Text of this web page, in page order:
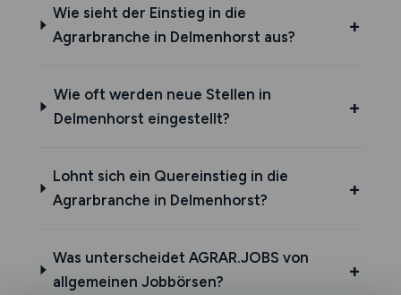
Wie sieht der Einstieg in die
Agrarbranche in Delmenhorst aus?
Wie oft werden neue Stellen in
Delmenhorst eingestellt?
Lohnt sich ein Quereinstieg in die
Agrarbranche in Delmenhorst?
Was unterscheidet AGRAR.JOBS von
allgemeinen Jobbörsen?